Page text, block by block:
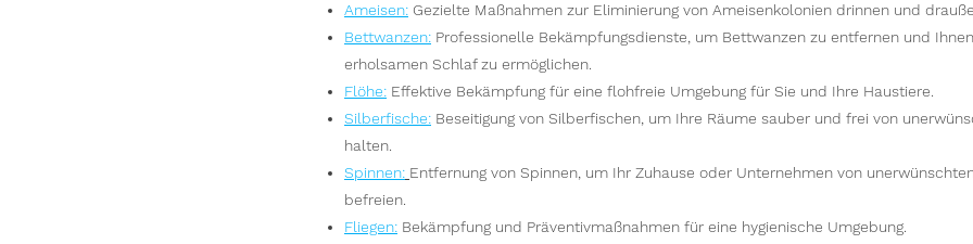
Ameisen: Gezielte Maßnahmen zur Eliminierung von Ameisenkolonien drinnen und
Bettwanzen: Professionelle Bekämpfungsdienste, um Bettwanzen zu entfernen und
erholsamen Schlaf zu ermöglichen.
Flöhe: Effektive Bekämpfung für eine flohfreie Umgebung für Sie und Ihre Haustiere.
Silberfische: Beseitigung von Silberfischen, um Ihre Räume sauber und frei von
halten.
Spinnen: Entfernung von Spinnen, um Ihr Zuhause oder Unternehmen von
befreien.
Fliegen: Bekämpfung und Präventivmaßnahmen für eine hygienische Umgebung.